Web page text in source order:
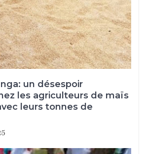
un désespoir
les agriculteurs de maïs
leurs tonnes de